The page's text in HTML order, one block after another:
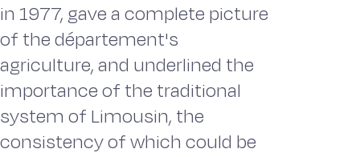
in 1977, gave a complete picture
of the département's
agriculture, and underlined the
importance of the traditional
system of Limousin, the
consistency of which could be